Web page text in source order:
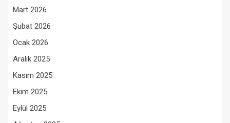
Mart 2026
Şubat 2026
Ocak 2026
Aralık 2025
Kasım 2025
Ekim 2025
Eylül 2025